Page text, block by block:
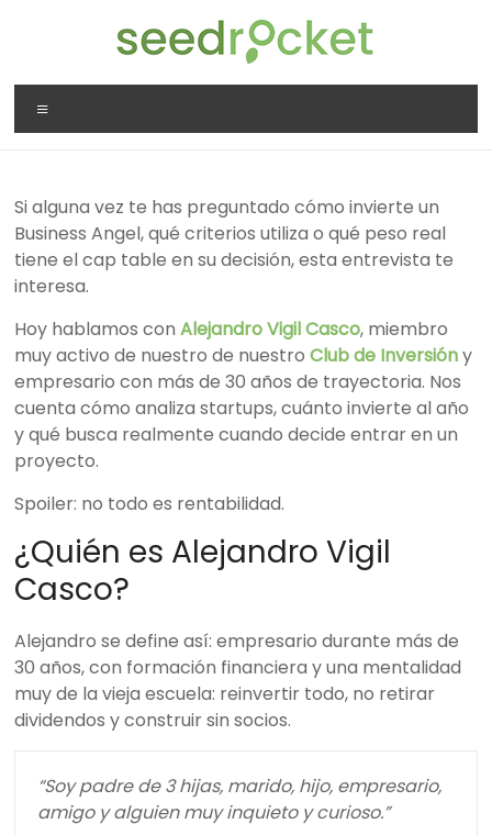
SeedRocket
La
que
nació
en
España
para
startups
TIC
en
fase
inicial
Si alguna vez te has preguntado cómo invierte un
Business Angel, qué criterios utiliza o qué peso real
tiene el cap table en su decisión, esta entrevista te
interesa.
Hoy hablamos con Alejandro Vigil Casco, miembro
muy activo de nuestro de nuestroClub de Inversióny
empresario con más de 30 años de trayectoria. Nos
cuenta cómo analiza startups, cuánto invierte al año
y qué busca realmente cuando decide entrar en un
proyecto.
Spoiler: no todo es rentabilidad.
¿Quién es Alejandro Vigil
Casco?
Alejandro se define así: empresario durante más de
30 años, con formación financiera y una mentalidad
muy de la vieja escuela: reinvertir todo, no retirar
dividendos y construir sin socios.
“Soy padre de 3 hijas, marido, hijo, empresario,
amigo y alguien muy inquieto y curioso.”